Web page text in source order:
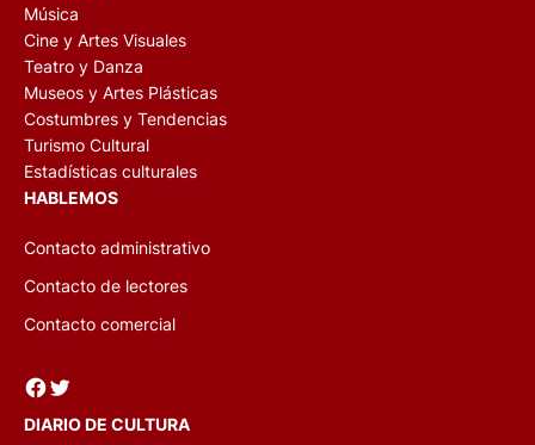
Música
Cine y Artes Visuales
Teatro y Danza
Museos y Artes Plásticas
Costumbres y Tendencias
Turismo Cultural
Estadísticas culturales
HABLEMOS
Contacto administrativo
Contacto de lectores
Contacto comercial
Facebook Twitter
DIARIO DE CULTURA